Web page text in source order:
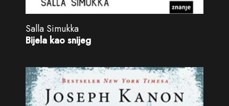
Salla Simukka
Bijela kao snijeg